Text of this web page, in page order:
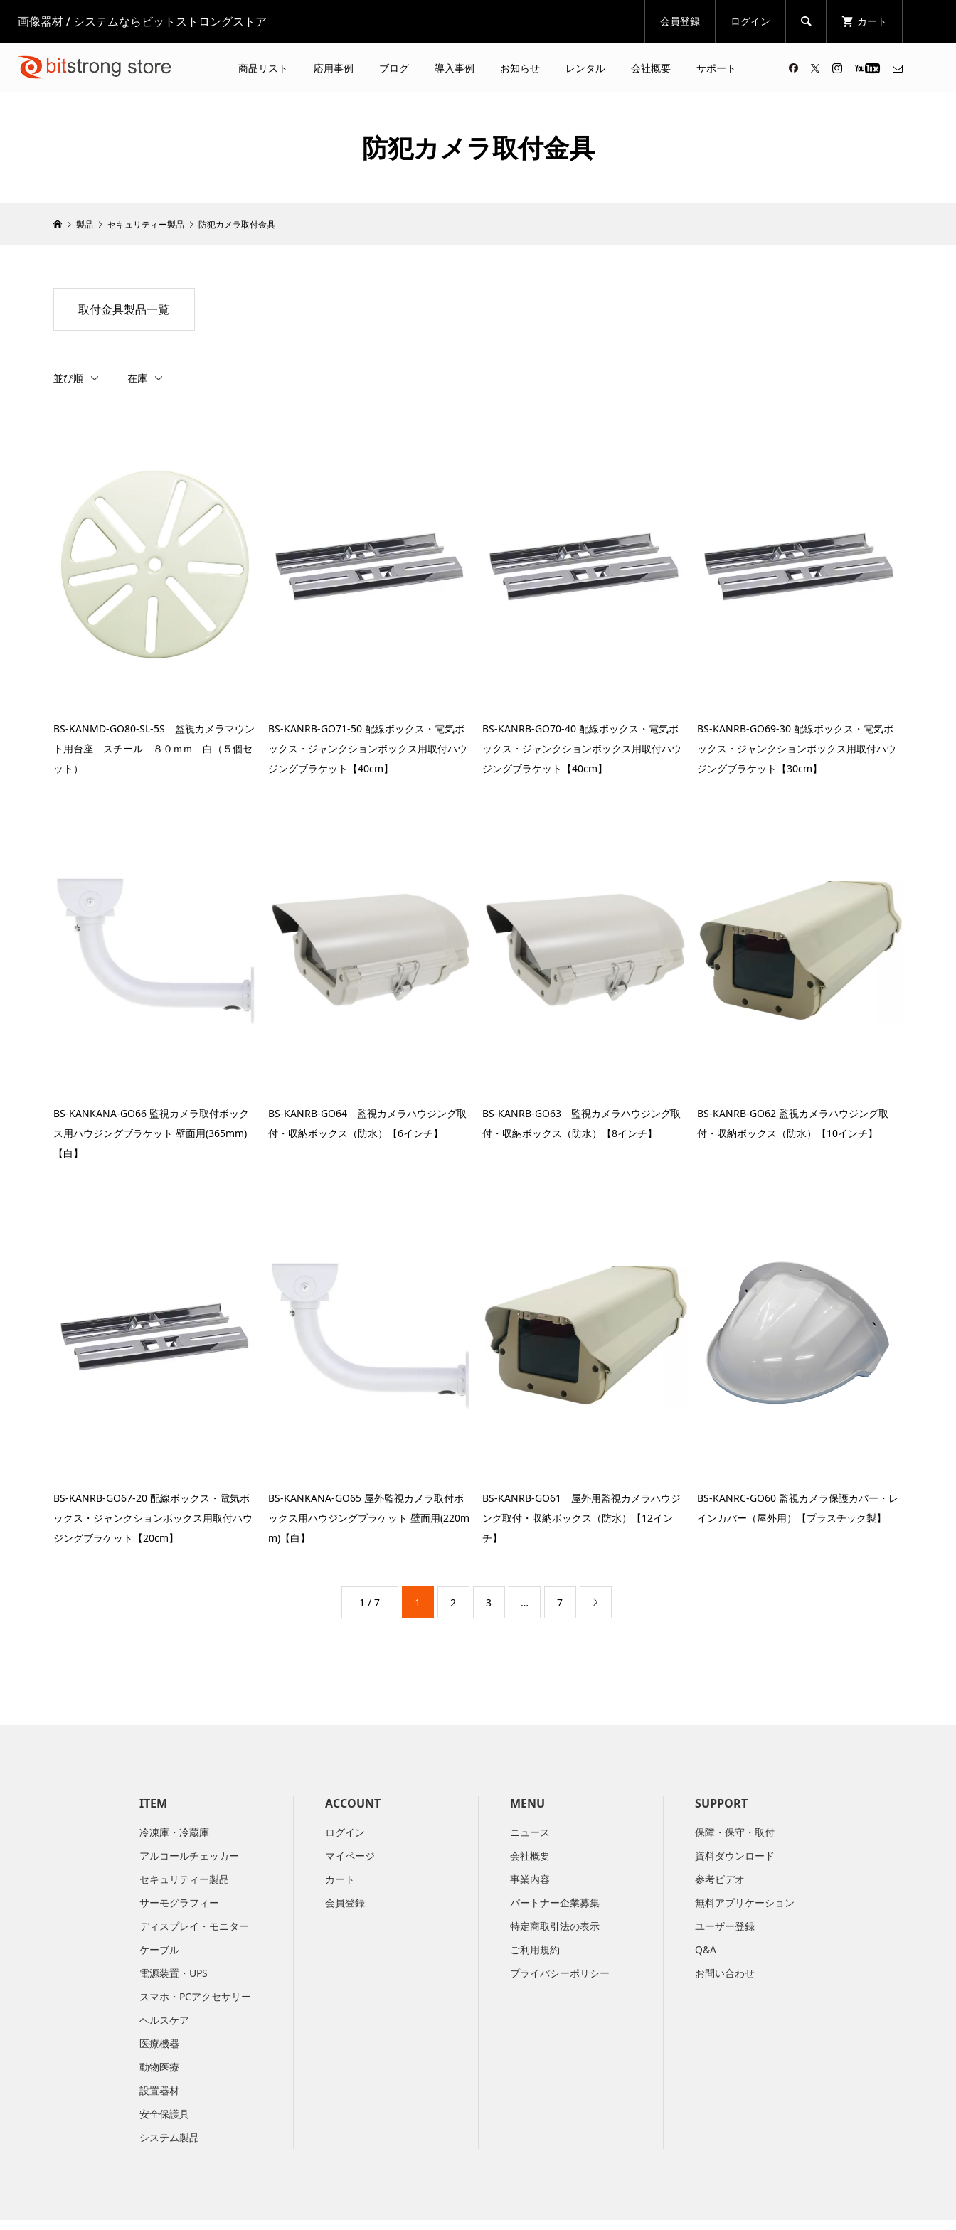
画像器材 / システムならビットストロングストア 会員登録 ログイン  カート
商品リスト 応用事例 ブログ 導入事例 お知らせ レンタル 会社概要 サポート
防犯カメラ取付金具
製品 セキュリティー製品 防犯カメラ取付金具
取付金具製品一覧
並び順 在庫
BS-KANMD-GO80-SL-5S 監視カメラマウン
ト用台座 スチール ８０ｍｍ 白（５個セ
ット）
BS-KANRB-GO71-50 配線ボックス・電気ボ
ックス・ジャンクションボックス用取付ハウ
ジングブラケット【40cm】
BS-KANRB-GO70-40 配線ボックス・電気ボ
ックス・ジャンクションボックス用取付ハウ
ジングブラケット【40cm】
BS-KANRB-GO69-30 配線ボックス・電気ボ
ックス・ジャンクションボックス用取付ハウ
ジングブラケット【30cm】
BS-KANKANA-GO66 監視カメラ取付ボック
ス用ハウジングブラケット 壁面用(365mm)
【白】
BS-KANRB-GO64 監視カメラハウジング取
付・収納ボックス（防水）【6インチ】
BS-KANRB-GO63 監視カメラハウジング取
付・収納ボックス（防水）【8インチ】
BS-KANRB-GO62 監視カメラハウジング取
付・収納ボックス（防水）【10インチ】
BS-KANRB-GO67-20 配線ボックス・電気ボ
ックス・ジャンクションボックス用取付ハウ
ジングブラケット【20cm】
BS-KANKANA-GO65 屋外監視カメラ取付ボ
ックス用ハウジングブラケット 壁面用(220m
m)【白】
BS-KANRB-GO61 屋外用監視カメラハウジ
ング取付・収納ボックス（防水）【12イン
チ】
BS-KANRC-GO60 監視カメラ保護カバー・レ
インカバー（屋外用）【プラスチック製】
1 / 7 1 2 3 … 7 
ITEM
冷凍庫・冷蔵庫
アルコールチェッカー
セキュリティー製品
サーモグラフィー
ディスプレイ・モニター
ケーブル
電源装置・UPS
スマホ・PCアクセサリー
ヘルスケア
医療機器
動物医療
設置器材
安全保護具
システム製品
ACCOUNT
ログイン
マイページ
カート
会員登録
MENU
ニュース
会社概要
​事業内容
パートナー企業募集
特定商取引法の表示
ご利用規約
プライバシーポリシー
SUPPORT
保障・保守・取付
資料ダウンロード
参考ビデオ
無料アプリケーション
ユーザー登録
Q&A
お問い合わせ